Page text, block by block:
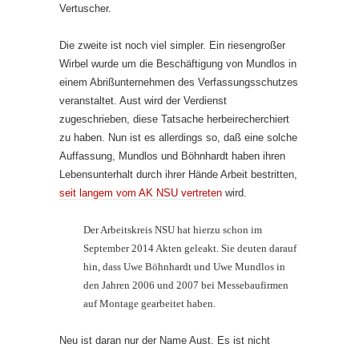
Vertuscher.
Die zweite ist noch viel simpler. Ein riesengroßer
Wirbel wurde um die Beschäftigung von Mundlos in
einem Abrißunternehmen des Verfassungsschutzes
veranstaltet. Aust wird der Verdienst
zugeschrieben, diese Tatsache herbeirecherchiert
zu haben. Nun ist es allerdings so, daß eine solche
Auffassung, Mundlos und Böhnhardt haben ihren
Lebensunterhalt durch ihrer Hände Arbeit bestritten,
seit langem vom AK NSU vertreten wird.
Der Arbeitskreis NSU hat hierzu schon im
September 2014 Akten geleakt. Sie deuten darauf
hin, dass Uwe Böhnhardt und Uwe Mundlos in
den Jahren 2006 und 2007 bei Messebaufirmen
auf Montage gearbeitet haben.
Neu ist daran nur der Name Aust. Es ist nicht